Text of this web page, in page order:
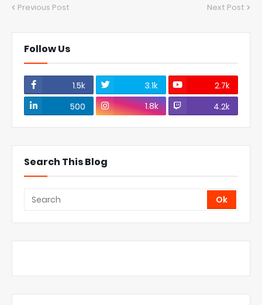
Previous Post Next Post
Follow Us
1.5k 3.1k
2.7k
500
1.8k 4.2k
Search This Blog